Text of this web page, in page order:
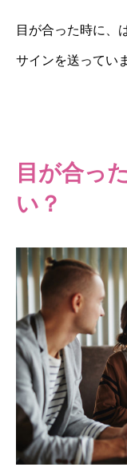
目が合った時に、
サインを送ってい
目が合っ
い？